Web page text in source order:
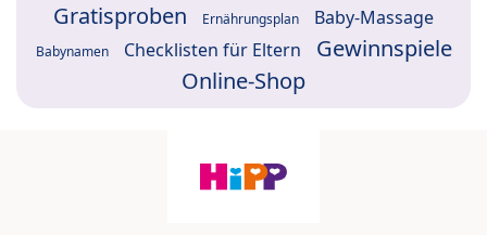
Gratisproben Ernährungsplan Baby-Massage
Babynamen Checklisten für Eltern
Gewinnspiele
Online-Shop